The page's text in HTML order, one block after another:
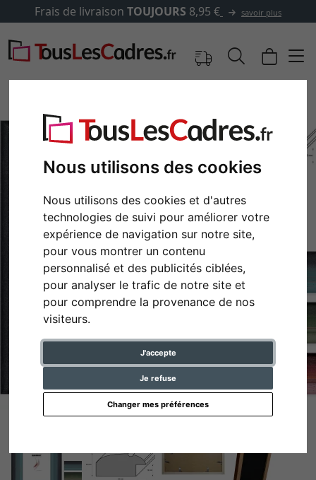
Nous utilisons des cookies
Nous utilisons des cookies et d'autres
technologies de suivi pour améliorer votre
expérience de navigation sur notre site,
pour vous montrer un contenu
personnalisé et des publicités ciblées,
pour analyser le trafic de notre site et
pour comprendre la provenance de nos
visiteurs.
J'accepte
Je refuse
Changer mes préférences
Frais de livraison TOUJOURS 8,95 € savoir plus
Retour